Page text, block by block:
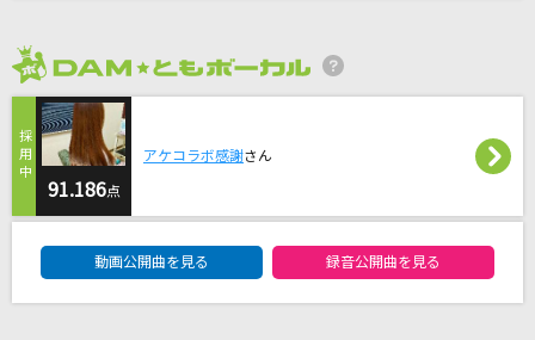
瑛人
Monster
[生音]渚のバルコニー
松田聖子
91.186点
アケコラボ感謝さん
動画公開曲を見る 録音公開曲を見る